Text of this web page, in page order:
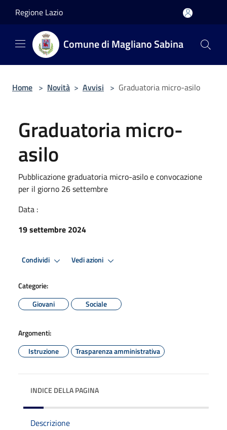
Regione Lazio
Comune di Magliano Sabina
Home > Novità > Avvisi > Graduatoria micro-asilo
Graduatoria micro-
asilo
Pubblicazione graduatoria micro-asilo e convocazione
per il giorno 26 settembre
Data :
19 settembre 2024
Condividi Vedi azioni
Categorie:
Giovani
Sociale
Argomenti:
Istruzione
Trasparenza amministrativa
INDICE DELLA PAGINA
Descrizione